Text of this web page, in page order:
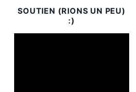
SOUTIEN (RIONS UN PEU)
:)